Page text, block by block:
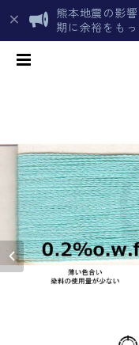
熊本地震の影
期に余裕をも